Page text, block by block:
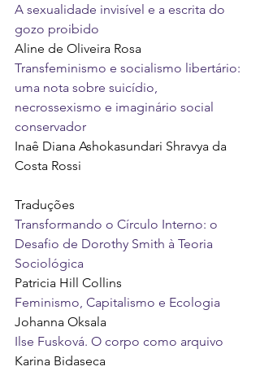
A sexualidade invisível e a escrita do
gozo proibido
Aline de Oliveira Rosa
Transfeminismo e socialismo libertário:
uma nota sobre suicídio,
necrossexismo e imaginário social
conservador
Inaê Diana Ashokasundari Shravya da
Costa Rossi
Traduções
Transformando o Círculo Interno: o
Desafio de Dorothy Smith à Teoria
Sociológica
Patricia Hill Collins
Feminismo, Capitalismo e Ecologia
Johanna Oksala
Ilse Fusková. O corpo como arquivo
Karina Bidaseca